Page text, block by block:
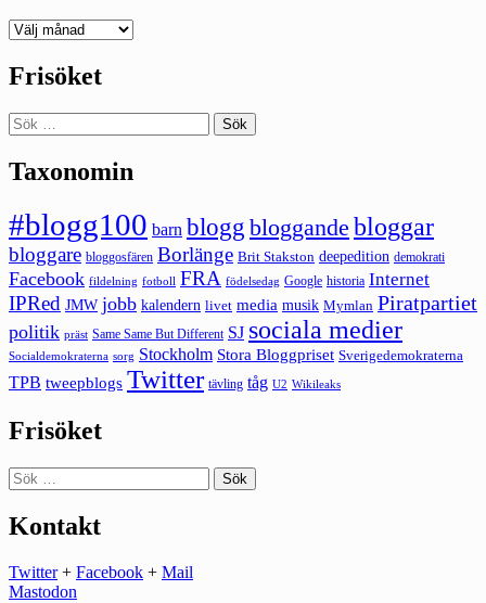
Deepedition
Frisöket
Sök
efter:
Taxonomin
#blogg100 barn blogg bloggande bloggar
bloggare bloggosfären Borlänge Brit Stakston deepedition demokrati
Facebook fildelning fotboll FRA födelsedag Google historia Internet
IPRed JMW jobb kalendern livet media musik Mymlan Piratpartiet
politik präst Same Same But Different SJ sociala medier
Socialdemokraterna sorg Stockholm Stora Bloggpriset Sverigedemokraterna
TPB tweepblogs Twitter tävling tåg U2 Wikileaks
Frisöket
Sök
efter:
Kontakt
Twitter+ Facebook + Mail
Mastodon